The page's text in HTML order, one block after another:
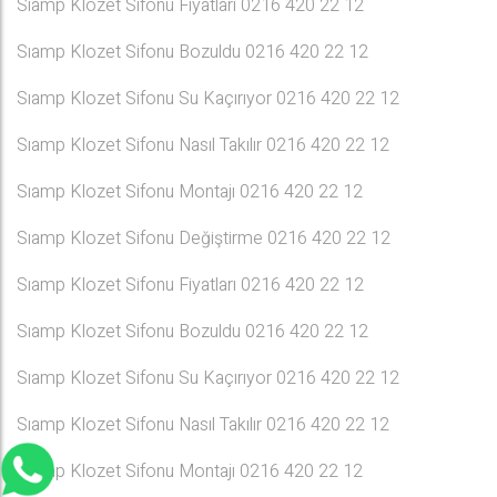
Sıamp Klozet Sifonu Fiyatları 0216 420 22 12
Sıamp Klozet Sifonu Bozuldu 0216 420 22 12
Sıamp Klozet Sifonu Su Kaçırıyor 0216 420 22 12
Sıamp Klozet Sifonu Nasıl Takılır 0216 420 22 12
Sıamp Klozet Sifonu Montajı 0216 420 22 12
Sıamp Klozet Sifonu Değiştirme 0216 420 22 12
Sıamp Klozet Sifonu Fiyatları 0216 420 22 12
Sıamp Klozet Sifonu Bozuldu 0216 420 22 12
Sıamp Klozet Sifonu Su Kaçırıyor 0216 420 22 12
Sıamp Klozet Sifonu Nasıl Takılır 0216 420 22 12
Sıamp Klozet Sifonu Montajı 0216 420 22 12